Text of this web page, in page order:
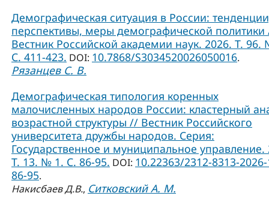
Демографическая ситуация в России:
перспективы, меры демографической
Вестник Российской академии наук. 2026. Т. 96.
С. 411-423. DOI: 10.7868/S3034520026050016.
Рязанцев С. В.
Демографическая типология коренных
малочисленных народов России: кластерный
возрастной структуры // Вестник Российского
университета дружбы народов. Серия:
Государственное и муниципальное управление.
Т. 13. № 1. C. 86-95. DOI: 10.22363/2312-8313-
86-95.
Накисбаев Д.В., Ситковский А. М.